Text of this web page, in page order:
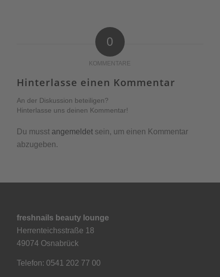
0
KOMMENTARE
Hinterlasse einen Kommentar
An der Diskussion beteiligen?
Hinterlasse uns deinen Kommentar!
Du musst angemeldetsein, um einen Kommentar
abzugeben.
freshnails beauty lounge
Herrenteichsstraße 18
49074 Osnabrück
Telefon: 0541 202 77 00